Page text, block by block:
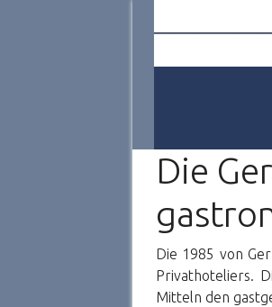
Die
Die 1985 von
Privathoteliers.
Mitteln den